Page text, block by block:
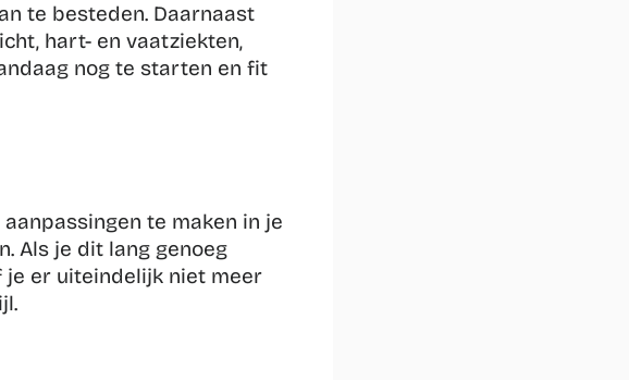
te besteden. Daarnaast
hart- en vaatziekten,
nog te starten en fit
te maken in je
Als je dit lang genoeg
je er uiteindelijk niet meer